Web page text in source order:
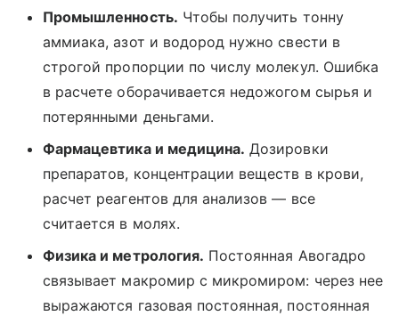
Промышленность. Чтобы получить тонну
аммиака, азот и водород нужно свести в
строгой пропорции по числу молекул. Ошибка
в расчете оборачивается недожогом сырья и
потерянными деньгами.
Фармацевтика и медицина. Дозировки
препаратов, концентрации веществ в крови,
расчет реагентов для анализов — все
считается в молях.
Физика и метрология. Постоянная Авогадро
связывает макромир с микромиром: через нее
выражаются газовая постоянная, постоянная